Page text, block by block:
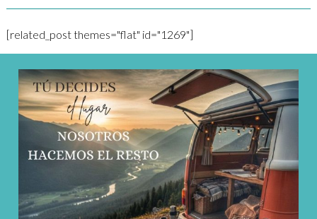
[related_post themes="flat" id="1269"]